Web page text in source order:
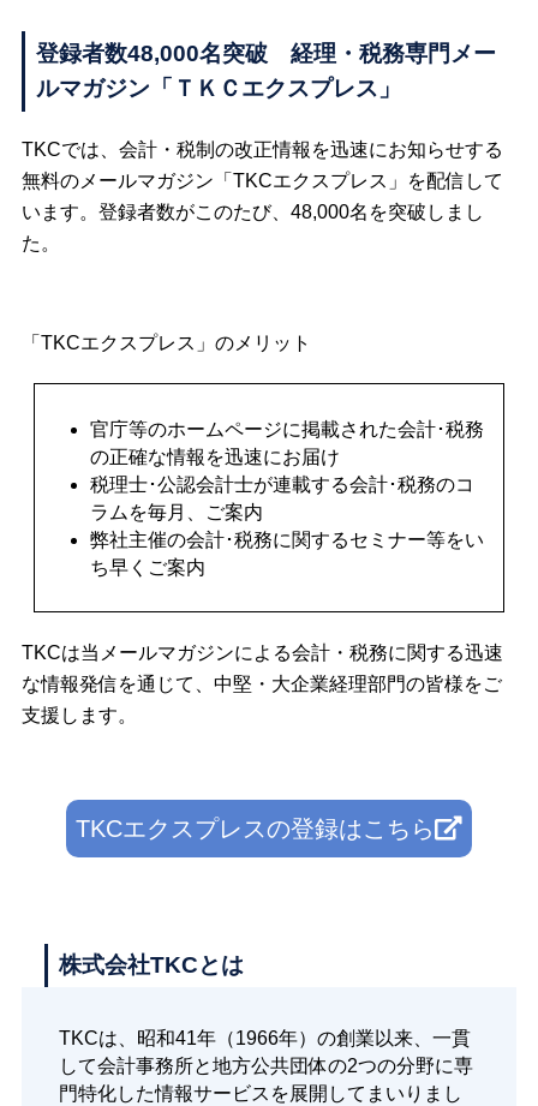
登録者数48,000名突破 経理・税務専門メー
ルマガジン「ＴＫＣエクスプレス」
TKCでは、会計・税制の改正情報を迅速にお知らせする
無料のメールマガジン「TKCエクスプレス」を配信して
います。登録者数がこのたび、48,000名を突破しまし
た。
「TKCエクスプレス」のメリット
官庁等のホームページに掲載された会計･税務
の正確な情報を迅速にお届け
税理士･公認会計士が連載する会計･税務のコ
ラムを毎月、ご案内
弊社主催の会計･税務に関するセミナー等をい
ち早くご案内
TKCは当メールマガジンによる会計・税務に関する迅速
な情報発信を通じて、中堅・大企業経理部門の皆様をご
支援します。
TKCエクスプレスの登録はこちら
株式会社TKCとは
TKCは、昭和41年（1966年）の創業以来、一貫
して会計事務所と地方公共団体の2つの分野に専
門特化した情報サービスを展開してまいりまし